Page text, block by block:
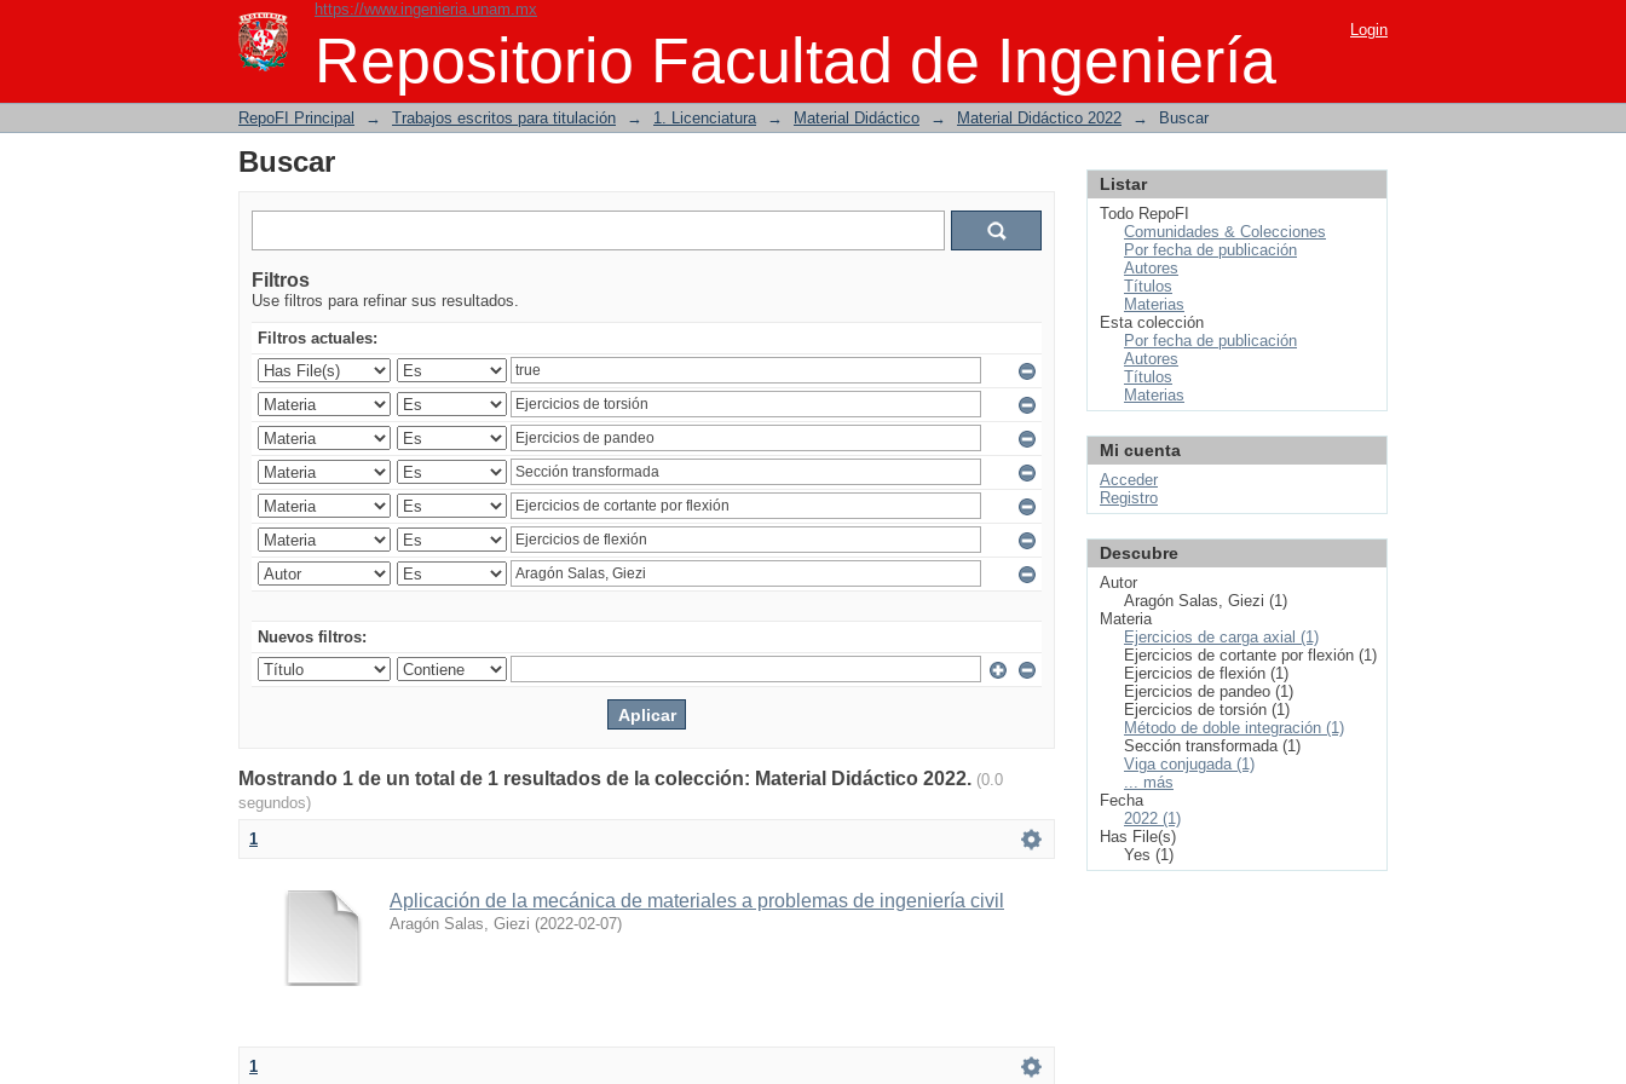
https://www.ingenieria.unam.mx
Repositorio Facultad de Ingeniería
Buscar Login
RepoFI Principal → Trabajos escritos para titulación → 1. Licenciatura → Material Didáctico → Material Didáctico 2022 → Buscar
Buscar
Filtros
Use filtros para refinar sus resultados.
Filtros actuales:
Nuevos filtros:
Mostrando 1 de un total de 1 resultados de la colección: Material Didáctico 2022. (0.0
segundos)
1
Aplicación de la mecánica de materiales a problemas de ingeniería civil
Aragón Salas, Giezi (2022-02-07)
1
Listar
Todo RepoFI
Comunidades & Colecciones
Por fecha de publicación
Autores
Títulos
Materias
Esta colección
Por fecha de publicación
Autores
Títulos
Materias
Mi cuenta
Acceder
Registro
Descubre
Autor
Aragón Salas, Giezi (1)
Materia
Ejercicios de carga axial (1)
Ejercicios de cortante por flexión (1)
Ejercicios de flexión (1)
Ejercicios de pandeo (1)
Ejercicios de torsión (1)
Método de doble integración (1)
Sección transformada (1)
Viga conjugada (1)
... más
Fecha
2022 (1)
Has File(s)
Yes (1)